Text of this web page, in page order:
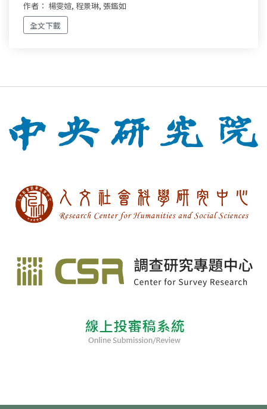
作者： 楊雯媗, 程景琳, 張鑑如
全文下載